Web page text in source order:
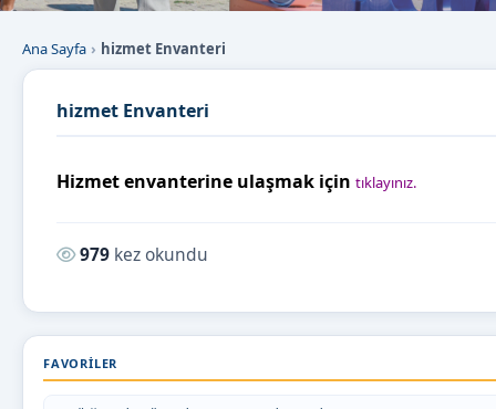
Ana Sayfa hizmet Envanteri
hizmet Envanteri
Hizmet envanterine ulaşmak için tıklayınız.
Okunma sayısı:
979 kez okundu
FAVORILER